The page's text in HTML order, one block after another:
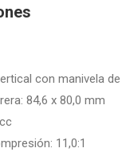
con manivela
84,6 x 80,0 mm
11,0:1